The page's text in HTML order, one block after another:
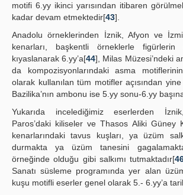
motifi 6.yy ikinci yarısından itibaren
kadar devam etmektedir[43].
Anadolu örneklerinden İznik, Afyon ve
kenarları, başkentli örneklerle figürlerin
kıyaslanarak 6.yy’a[44], Milas Müzesi’ndeki
da kompozisyonlarındaki asma
olarak kullanılan tüm motifler açısından yine
Bazilika’nın ambonu ise 5.yy sonu-6.yy
Yukarıda incelediğimiz eserlerden
Paros’daki kiliseler ve Thasos Aliki Güney
kenarlarındaki tavus kuşları, ya üzüm
durmakta ya üzüm tanesini
örneğinde olduğu gibi salkımı tutmaktadır[
Sanatı süsleme programında yer alan
kuşu motifli eserler genel olarak 5.- 6.yy’a